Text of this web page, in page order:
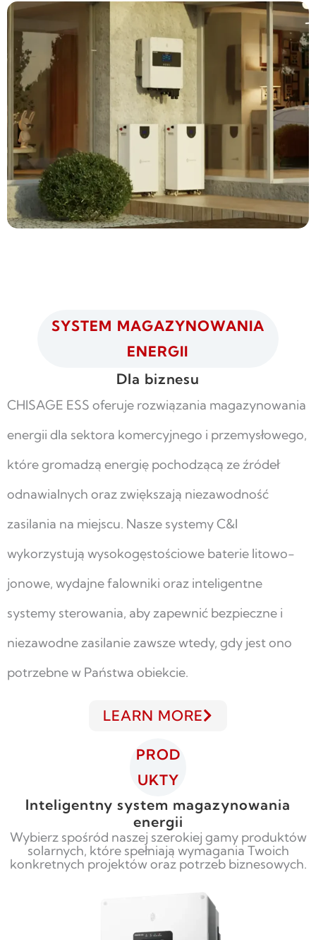
SYSTEM MAGAZYNOWANIA
ENERGII
Dla biznesu
CHISAGE ESS oferuje rozwiązania magazynowania
energii dla sektora komercyjnego i przemysłowego,
które gromadzą energię pochodzącą ze źródeł
odnawialnych oraz zwiększają niezawodność
zasilania na miejscu. Nasze systemy C&I
wykorzystują wysokogęstościowe baterie litowo-
jonowe, wydajne falowniki oraz inteligentne
systemy sterowania, aby zapewnić bezpieczne i
niezawodne zasilanie zawsze wtedy, gdy jest ono
potrzebne w Państwa obiekcie.
LEARN MORE
PROD
UKTY
Inteligentny system magazynowania
energii
Wybierz spośród naszej szerokiej gamy produktów
solarnych, które spełniają wymagania Twoich
konkretnych projektów oraz potrzeb biznesowych.